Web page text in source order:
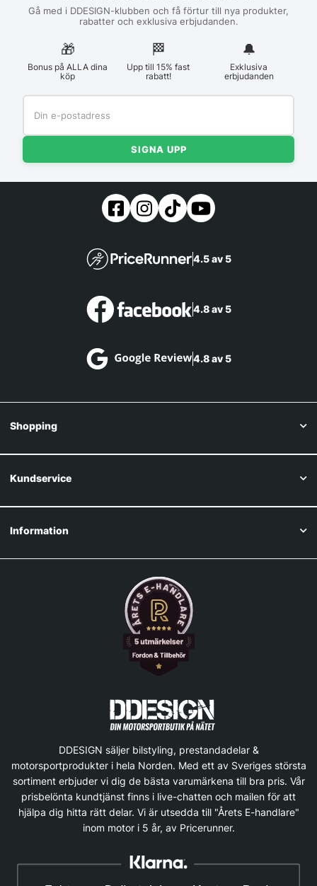
Gå med i DDESIGN-klubben och få förtur till nya produkter,
rabatter och exklusiva erbjudanden.
🎁
Bonus på ALLA dina
köp
🏁︎
Upp till 15% fast
rabatt!
🔔
Exklusiva
erbjudanden
SIGNA UPP
4.5 av 5
4.8 av 5
4.8 av 5
Shopping
Kundservice
Information
DDESIGN säljer bilstyling, prestandadelar &
motorsportprodukter i hela Norden. Med ett av Sveriges största
sortiment erbjuder vi dig de bästa varumärkena till bra pris. Vår
prisbelönta kundtjänst finns i live-chatten och mailen för att
hjälpa dig hitta rätt delar. Vi är utsedda till "Årets E-handlare"
inom motor i 5 år, av Pricerunner.